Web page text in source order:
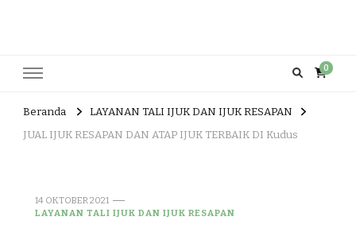
0
Beranda
LAYANAN TALI IJUK DAN IJUK RESAPAN
JUAL IJUK RESAPAN DAN ATAP IJUK TERBAIK DI Kudus
14 OKTOBER 2021
LAYANAN TALI IJUK DAN IJUK RESAPAN